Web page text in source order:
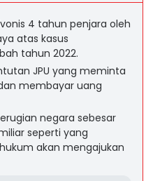
4 tahun penjara oleh
atas kasus
tahun 2022.
JPU yang meminta
membayar uang
negara sebesar
seperti yang
akan mengajukan